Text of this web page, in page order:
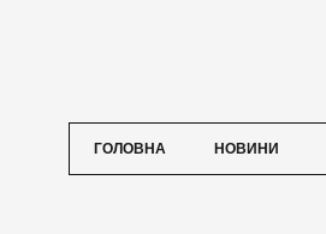
ГОЛОВНА НОВИНИ